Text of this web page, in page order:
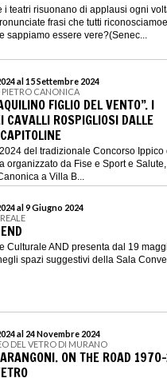
i teatri risuonano di applausi ogni
frasi che tutti riconosciamoe
sappiamo essere vere?(Senec...
al 15 Settembre 2024
PIETRO CANONICA
FIGLIO DEL VENTO”. I
CAVALLI ROSPIGLIOSI DALLE
del tradizionale Concorso Ippico
organizzato da Fise e Sport e
a Villa B...
al 9 Giugno 2024
Culturale AND presenta dal 19
spazi suggestivi della Sala
al 24 Novembre 2024
DEL VETRO DI MURANO
ON THE ROAD